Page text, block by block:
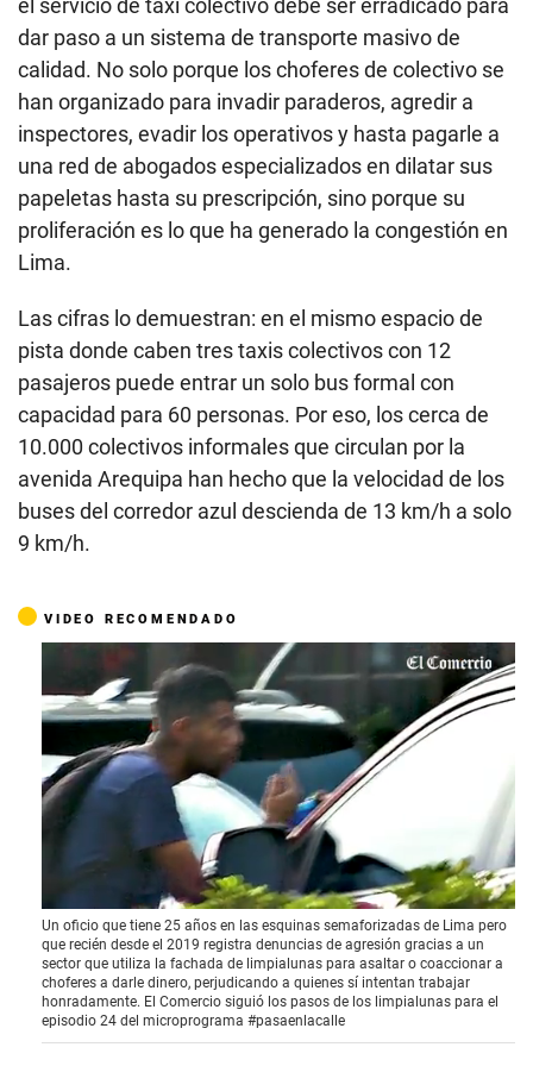
i
n
t
e
s
,
8
s
e
c
o
n
dar paso a un sistema de transporte masivo de
calidad. No solo porque los choferes de colectivo se
han organizado para invadir paraderos, agredir a
inspectores, evadir los operativos y hasta pagarle a
una red de abogados especializados en dilatar sus
papeletas hasta su prescripción, sino porque su
proliferación es lo que ha generado la congestión en
Lima.
Las cifras lo demuestran: en el mismo espacio de
pista donde caben tres taxis colectivos con 12
pasajeros puede entrar un solo bus formal con
capacidad para 60 personas. Por eso, los cerca de
10.000 colectivos informales que circulan por la
avenida Arequipa han hecho que la velocidad de los
buses del corredor azul descienda de 13 km/h a solo
9 km/h.
VIDEO RECOMENDADO
0
o
f
9
m
i
n
u
Un oficio que tiene 25 años en las esquinas semaforizadas de Lima pero
que recién desde el 2019 registra denuncias de agresión gracias a un
sector que utiliza la fachada de limpialunas para asaltar o coaccionar a
choferes a darle dinero, perjudicando a quienes sí intentan trabajar
honradamente. El Comercio siguió los pasos de los limpialunas para el
episodio 24 del microprograma #pasaenlacalle